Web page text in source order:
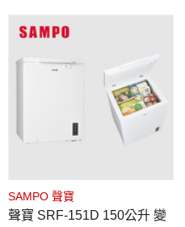
SAMPO 聲寶
聲寶 SRF-151D 150公升 變